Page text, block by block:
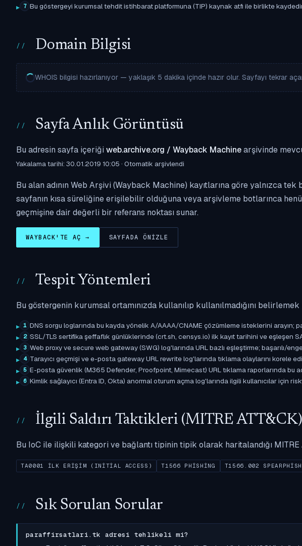
7 Bu göstergeyi kurumsal tehdit istihbarat platformuna (TIP) kaynak atfı ile birlikte
Domain Bilgisi
WHOIS bilgisi hazırlanıyor — yaklaşık 5 dakika içinde hazır olur. Sayfayı tekrar
Sayfa Anlık Görüntüsü
Bu adresin sayfa içeriği web.archive.org / Wayback Machinearşivinde
Yakalama tarihi: 30.01.2019 10:05 · Otomatik arşivlendi
Bu alan adının Web Arşivi (Wayback Machine) kayıtlarına göre yalnızca
sayfanın kısa süreliğine erişilebilir olduğuna veya arşivleme botlarınca
geçmişine dair değerli bir referans noktası sunar.
WAYBACK'TE AÇ → SAYFADA ÖNIZLE
Tespit Yöntemleri
Bu göstergenin kurumsal ortamınızda kullanılıp kullanılmadığını
1 DNS sorgu loglarında bu kayda yönelik A/AAAA/CNAME çözümleme isteklerini arayın;
2 SSL/TLS sertifika şeffaflık günlüklerinde (crt.sh, censys.io) ilk kayıt tarihini ve eşleşen
3 Web proxy ve secure web gateway (SWG) log'larında URL bazlı eşleştirme; başarılı/
4 Tarayıcı geçmişi ve e-posta gateway URL rewrite log'larında tıklama olaylarını korele
5 E-posta güvenlik (M365 Defender, Proofpoint, Mimecast) URL tıklama raporlarında bu
6 Kimlik sağlayıcı (Entra ID, Okta) anormal oturum açma log'larında ilgili kullanıcılar için
İlgili Saldırı Taktikleri (MITRE ATT&CK)
Bu IoC ile ilişkili kategori ve bağlantı tipinin tipik olarak haritalandığı
TA0001 İLK ERIŞIM (INITIAL ACCESS) T1566 PHISHING T1566.002
Sık Sorulan Sorular
paraffirsatlari.tk adresi tehlikeli mi?